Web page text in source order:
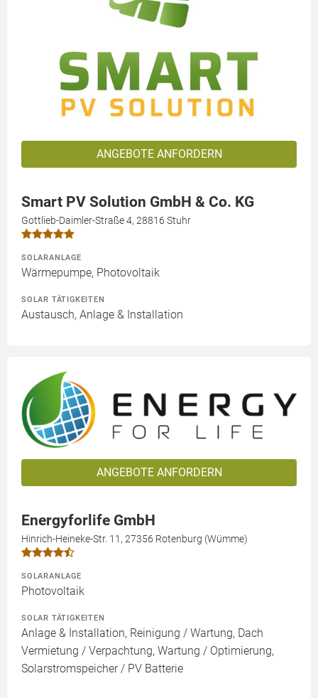
ANGEBOTE ANFORDERN
Smart PV Solution GmbH & Co. KG
Gottlieb-Daimler-Straße 4, 28816 Stuhr
SOLARANLAGE
Wärmepumpe, Photovoltaik
SOLAR TÄTIGKEITEN
Austausch, Anlage & Installation
ANGEBOTE ANFORDERN
Energyforlife GmbH
Hinrich-Heineke-Str. 11, 27356 Rotenburg (Wümme)
SOLARANLAGE
Photovoltaik
SOLAR TÄTIGKEITEN
Anlage & Installation, Reinigung / Wartung, Dach
Vermietung / Verpachtung, Wartung / Optimierung,
Solarstromspeicher / PV Batterie